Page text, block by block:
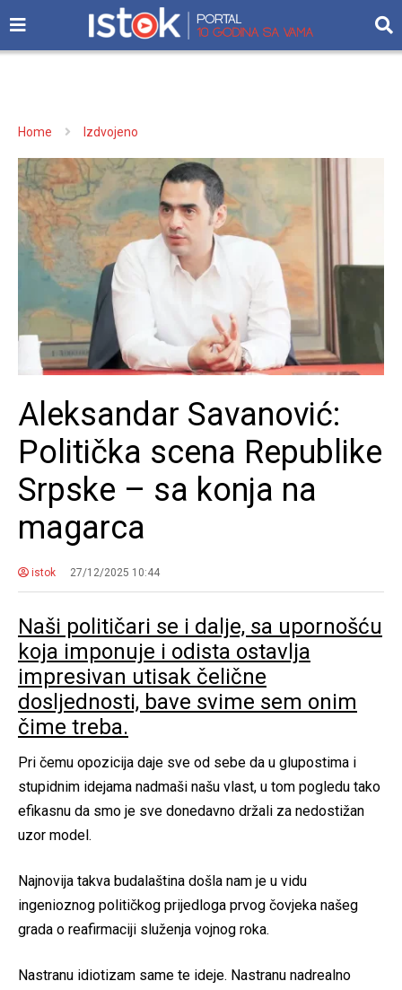
Home Izdvojeno
Aleksandar Savanović:
Politička scena Republike
Srpske – sa konja na
magarca
istok 27/12/2025 10:44
Naši političari se i dalje, sa upornošću
koja imponuje i odista ostavlja
impresivan utisak čelične
dosljednosti, bave svime sem onim
čime treba.
Pri čemu opozicija daje sve od sebe da u glupostima i
stupidnim idejama nadmaši našu vlast, u tom pogledu tako
efikasnu da smo je sve donedavno držali za nedostižan
uzor model.
Najnovija takva budalaština došla nam je u vidu
ingenioznog političkog prijedloga prvog čovjeka našeg
grada o reafirmaciji služenja vojnog roka.
Nastranu idiotizam same te ideje. Nastranu nadrealno